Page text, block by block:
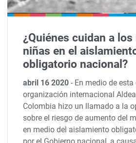
¿Quiénes cuidan a
niñas en el
obligatorio nacional?
abril 16 2020- En medio de
organización internacional
Colombia hizo un llamado a la
sobre el riesgo de aumento del
en medio del aislamiento
por el Gobierno nacional, a